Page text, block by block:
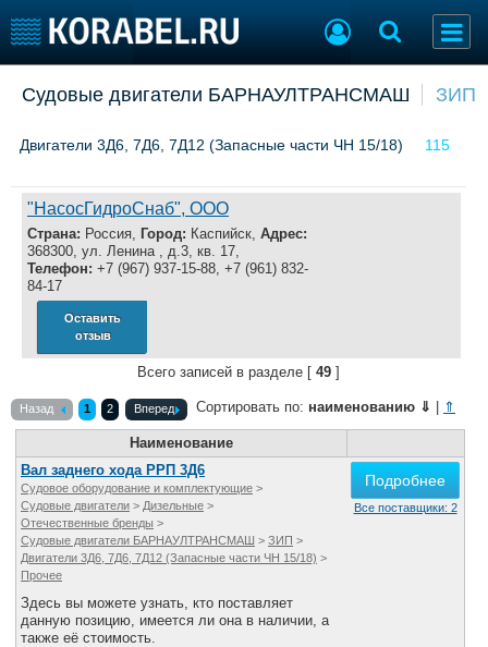
Пульс
Компании
Репутация
Работа
Крюинг
Журнал
Реклама
Доска объявлений
Оборудование
Изделия
Материалы
Услуги
Конференции
Выставки и семинары
Словарь
Все службы
Судовые двигатели БАРНАУЛТРАНСМАШ ЗИП
Двигатели 3Д6, 7Д6, 7Д12 (Запасные части ЧН 15/18) 115
"НасосГидроСнаб", ООО
Страна: Россия, Город: Каспийск, Адрес:
368300, ул. Ленина , д.3, кв. 17,
Телефон: +7 (967) 937-15-88, +7 (961) 832-
84-17
Оставить
отзыв
Всего записей в разделе [ 49 ]
Назад 1 2 Вперед Сортировать по: наименованию ⇓ ⇑
Наименование
Вал заднего хода РРП 3Д6
Судовое оборудование и комплектующие >
Судовые двигатели > Дизельные >
Отечественные бренды >
Судовые двигатели БАРНАУЛТРАНСМАШ > ЗИП >
Двигатели 3Д6, 7Д6, 7Д12 (Запасные части ЧН 15/18) >
Прочее
Здесь вы можете узнать, кто поставляет
данную позицию, имеется ли она в наличии, а
также её стоимость.
Подробнее
Все поставщики: 2